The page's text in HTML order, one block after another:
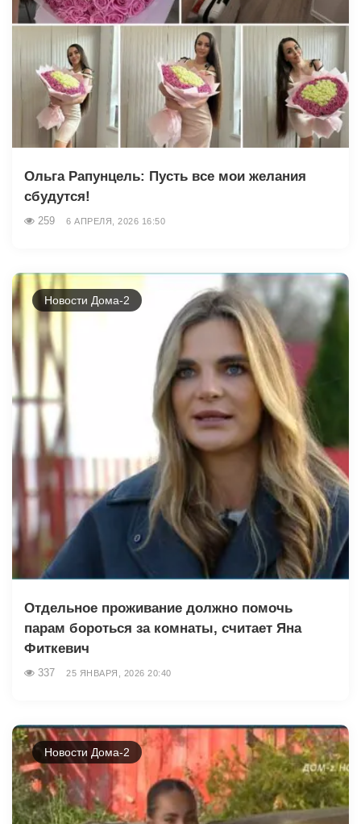
Ольга Рапунцель: Пусть все мои желания
сбудутся!
259 6 АПРЕЛЯ, 2026 16:50
Новости Дома-2
Отдельное проживание должно помочь
парам бороться за комнаты, считает Яна
Фиткевич
337 25 ЯНВАРЯ, 2026 20:40
Новости Дома-2